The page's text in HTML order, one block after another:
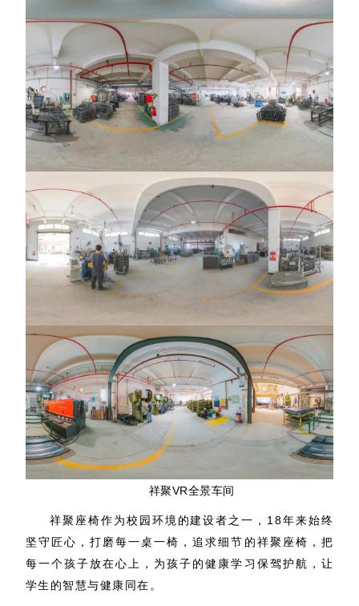
祥聚VR全景车间
祥聚座椅作为校园环境的建设者之一，18年来始终
坚守匠心，打磨每一桌一椅，追求细节的祥聚座椅，把
每一个孩子放在心上，为孩子的健康学习保驾护航，让
学生的智慧与健康同在。